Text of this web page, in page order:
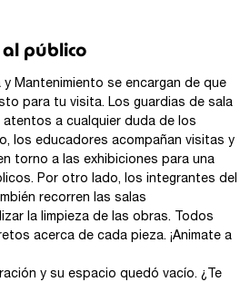
público
y Mantenimiento se encargan de que
para tu visita. Los guardias de sala
a cualquier duda de los
los educadores acompañan visitas y
torno a las exhibiciones para una
Por otro lado, los integrantes del
recorren las salas
la limpieza de las obras. Todos
acerca de cada pieza. ¡Animate a
y su espacio quedó vacío. ¿Te